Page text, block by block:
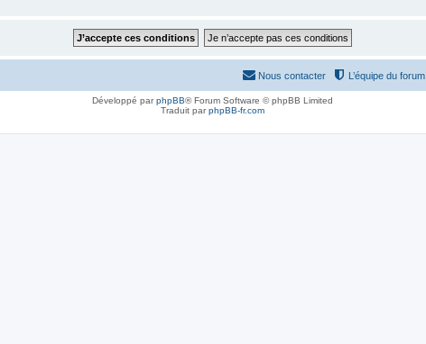
L’équipe du forum
Nous contacter
Développé parphpBB® Forum Software © phpBB Limited
Traduit parphpBB-fr.com